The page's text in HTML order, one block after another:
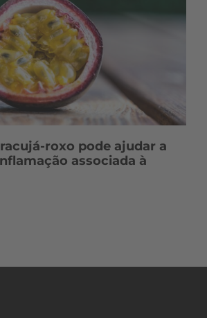
roxo pode ajudar a
associada à